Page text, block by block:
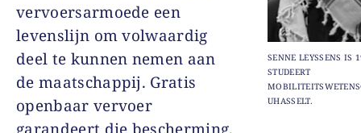
SENNE LEYSSENS IS
STUDEERT
UHASSELT.
vervoersarmoede een
levenslijn om volwaardig
deel te kunnen nemen aan
de maatschappij. Gratis
openbaar vervoer